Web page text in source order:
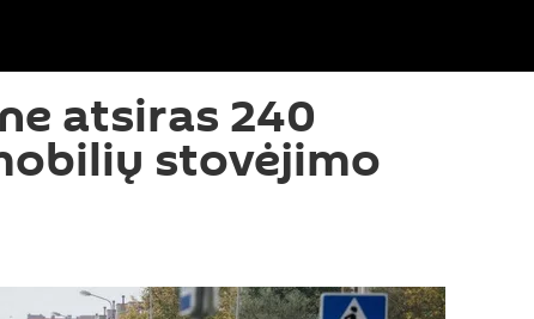
atsiras 240
stovėjimo